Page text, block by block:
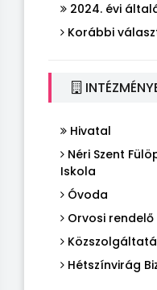
2024. évi
Korábbi
Hivatal
Néri Szent
Iskola
Óvoda
Orvosi rendelő
Hétszínvirág